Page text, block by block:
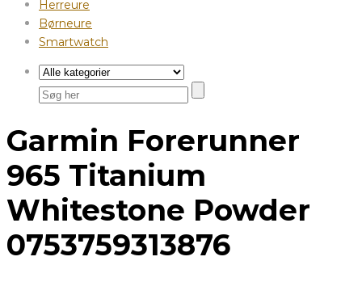
Herreure
Børneure
Smartwatch
Garmin Forerunner
965 Titanium
Whitestone Powder
0753759313876